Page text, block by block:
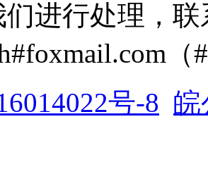
进行处理，
（
号-8 皖